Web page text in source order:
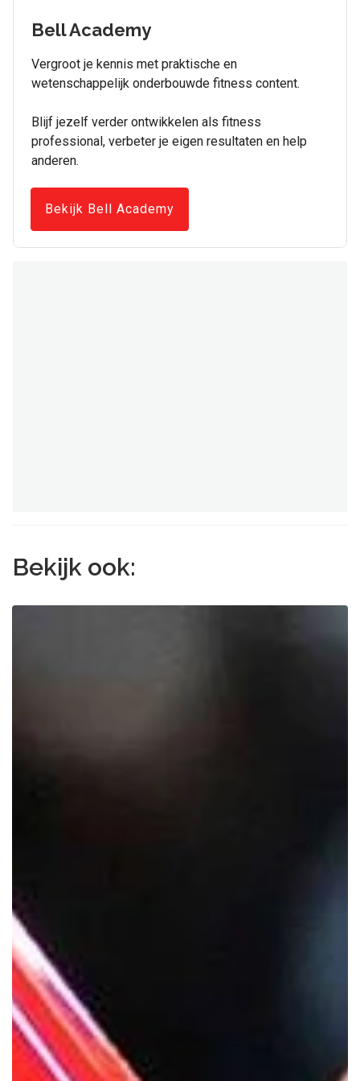
Bell Academy
Vergroot je kennis met praktische en
wetenschappelijk onderbouwde fitness content.
Blijf jezelf verder ontwikkelen als fitness
professional, verbeter je eigen resultaten en help
anderen.
Bekijk Bell Academy
Bekijk ook: